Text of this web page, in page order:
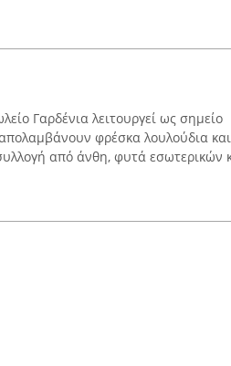
Γαρδένια λειτουργεί ως σημείο
φρέσκα λουλούδια
από άνθη, φυτά εσωτερικών